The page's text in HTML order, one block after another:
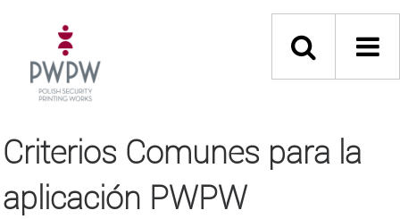
Criterios Comunes para la
aplicación PWPW